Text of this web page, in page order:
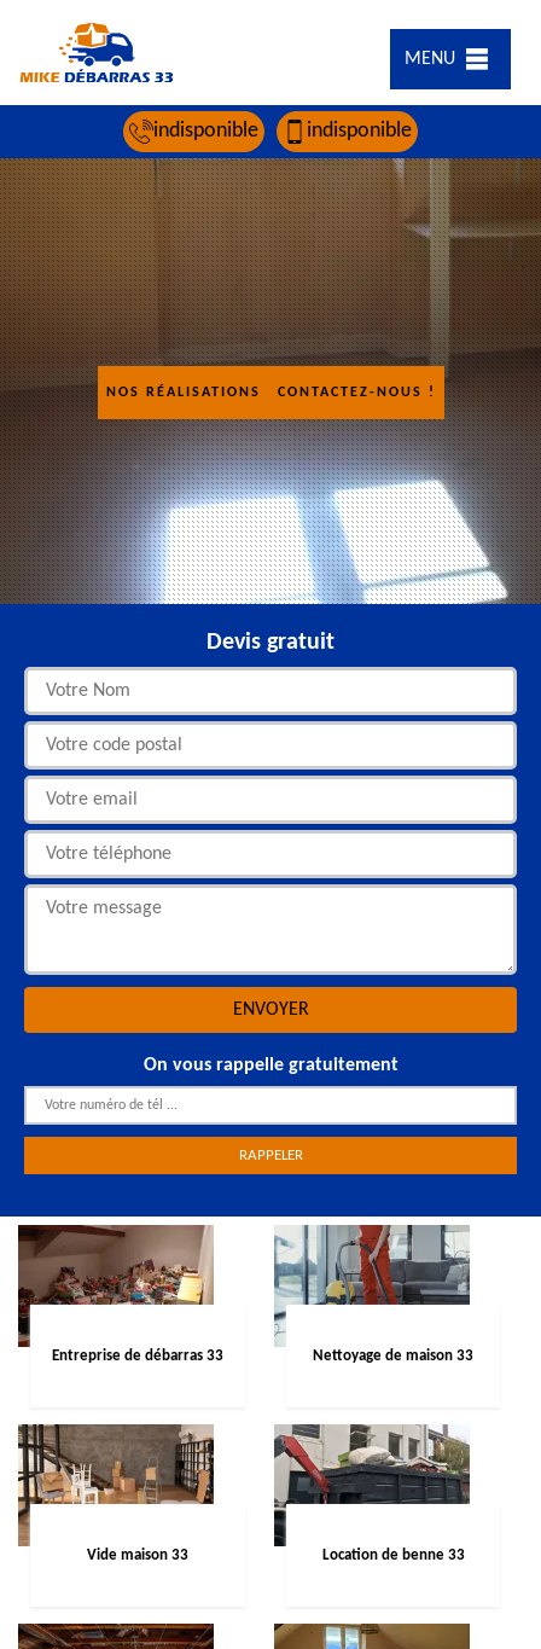
MENU
indisponible indisponible
NOS RÉALISATIONS CONTACTEZ-NOUS !
Devis gratuit
On vous rappelle gratuitement
Entreprise de débarras 33 Nettoyage de maison 33
Vide maison 33 Location de benne 33